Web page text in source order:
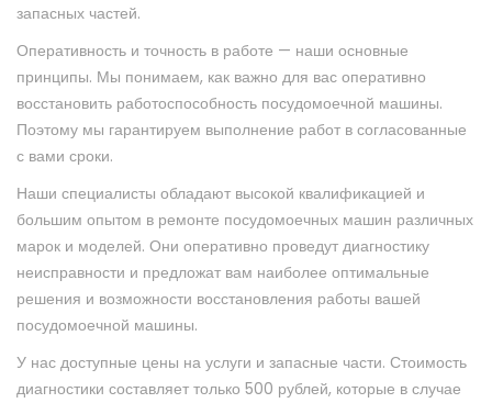
запасных частей.
Оперативность и точность в работе — наши основные
принципы. Мы понимаем, как важно для вас оперативно
восстановить работоспособность посудомоечной машины.
Поэтому мы гарантируем выполнение работ в согласованные
с вами сроки.
Наши специалисты обладают высокой квалификацией и
большим опытом в ремонте посудомоечных машин различных
марок и моделей. Они оперативно проведут диагностику
неисправности и предложат вам наиболее оптимальные
решения и возможности восстановления работы вашей
посудомоечной машины.
У нас доступные цены на услуги и запасные части. Стоимость
диагностики составляет только 500 рублей, которые в случае